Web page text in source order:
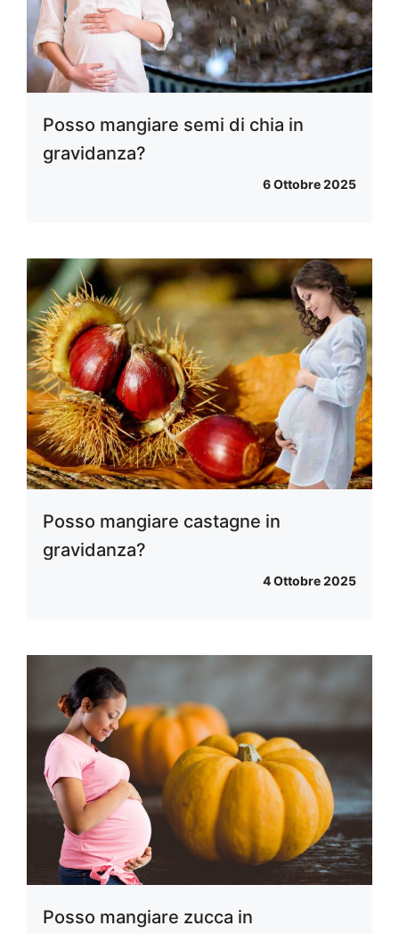
Posso mangiare semi di chia in
gravidanza?
6 Ottobre 2025
Posso mangiare castagne in
gravidanza?
4 Ottobre 2025
Posso mangiare zucca in